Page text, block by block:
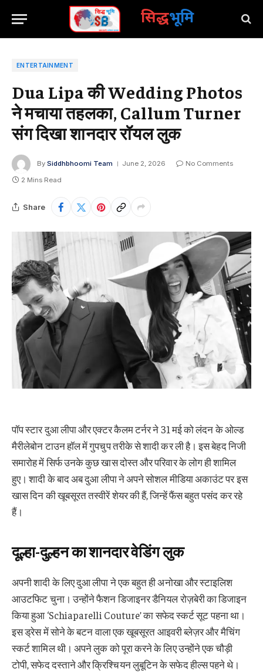
सिद्धभूमि
ENTERTAINMENT
Dua Lipa की Wedding Photos
ने मचाया तहलका, Callum Turner
संग दिखा शानदार रॉयल लुक
By Siddhbhoomi Team June 2, 2026
No Comments
2 Mins Read
Share
पॉप स्टार दुआ लीपा और एक्टर कैलम टर्नर ने 31 मई को लंदन के ओल्ड
मैरीलेबोन टाउन हॉल में गुपचुप तरीके से शादी कर ली है। इस बेहद निजी
समारोह में सिर्फ उनके कुछ खास दोस्त और परिवार के लोग ही शामिल
हुए। शादी के बाद अब दुआ लीपा ने अपने सोशल मीडिया अकाउंट पर इस
खास दिन की खूबसूरत तस्वीरें शेयर की हैं, जिन्हें फैंस बहुत पसंद कर रहे
हैं।
दूल्हा-दुल्हन का शानदार वेडिंग लुक
अपनी शादी के लिए दुआ लीपा ने एक बहुत ही अनोखा और स्टाइलिश
आउटफिट चुना। उन्होंने फैशन डिजाइनर डैनियल रोज़बेरी का डिजाइन
किया हुआ ‘Schiaparelli Couture’ का सफेद स्कर्ट सूट पहना था।
इस ड्रेस में सोने के बटन वाला एक खूबसूरत आइवरी ब्लेज़र और मैचिंग
स्कर्ट शामिल थी। अपने लुक को पूरा करने के लिए उन्होंने एक चौड़ी
टोपी, सफेद दस्ताने और क्रिश्चियन लुबूटिन के सफेद हील्स पहने थे।